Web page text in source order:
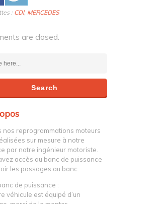
: CDI, MERCEDES
are closed.
nos reprogrammations moteurs
sur mesure à notre
par notre ingénieur motoriste.
accès au banc de puissance
les passages au banc.
de puissance :
véhicule est équipé d’un